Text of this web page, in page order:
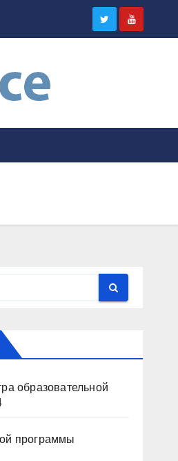
образовательной
программы